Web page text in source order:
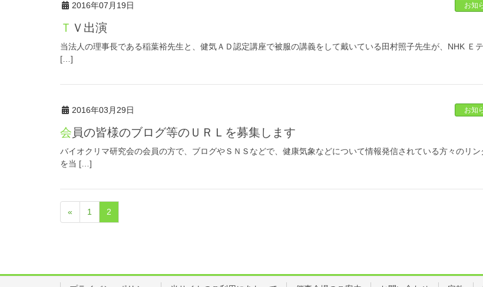
2016年07月19日 お知
ＴＶ出演
当法人の理事長である稲葉裕先生と、健気ＡＤ認定講座で被服の講義をして戴いている田村照子先生が、NHK Ｅ
[…]
2016年03月29日 お知
会員の皆様のブログ等のＵＲＬを募集します
バイオクリマ研究会の会員の方で、ブログやＳＮＳなどで、健康気象などについて情報発信されている方々のリン
を当 […]
« 1 2